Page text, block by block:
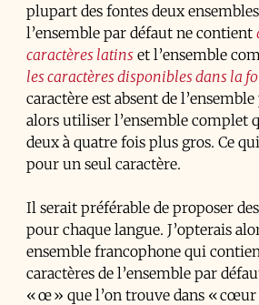
plupart des fontes deux
l’ensemble par défaut ne contient
caractères latinset l’ensemble
les caractères disponibles dans la
caractère est absent de
alors utiliser l’ensemble complet
deux à quatre fois plus gros. Ce
pour un seul caractère.
Il serait préférable de proposer
pour chaque langue. J’opterais
ensemble francophone qui
caractères de l’ensemble par
« œ » que l’on trouve dans «